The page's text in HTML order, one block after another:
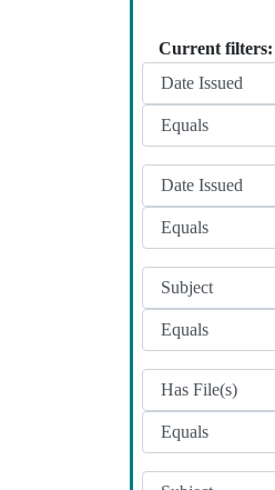
Current filters: